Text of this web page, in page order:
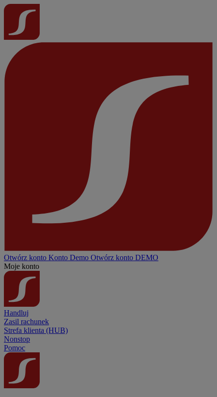
Otwórz konto Konto Demo Otwórz konto DEMO
Moje konto
Handluj
Zasil rachunek
Strefa klienta (HUB)
Nonstop
Pomoc